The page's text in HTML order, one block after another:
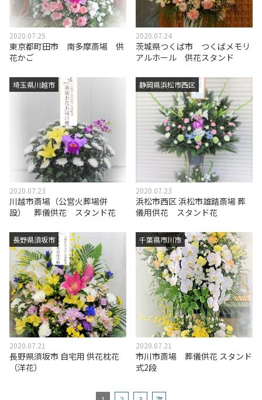
2020.07.25
東京都町田市 南多摩斎場 供
花かご
2020.07.24
茨城県つくば市 つくばメモリ
アルホール 供花スタンド
埼玉県川越市
2020.07.23
川越市斎場（公営火葬場併
設） 葬儀供花 スタンド花
静岡県浜松市西区
2020.07.23
浜松市西区 浜松市雄踏斎場 葬
儀用供花 スタンド花
長野県須坂市
2020.07.21
長野県須坂市 自宅用 供花枕花
（洋花）
千葉県市川市
2020.07.21
市川市斎場 葬儀供花 スタンド
式2段